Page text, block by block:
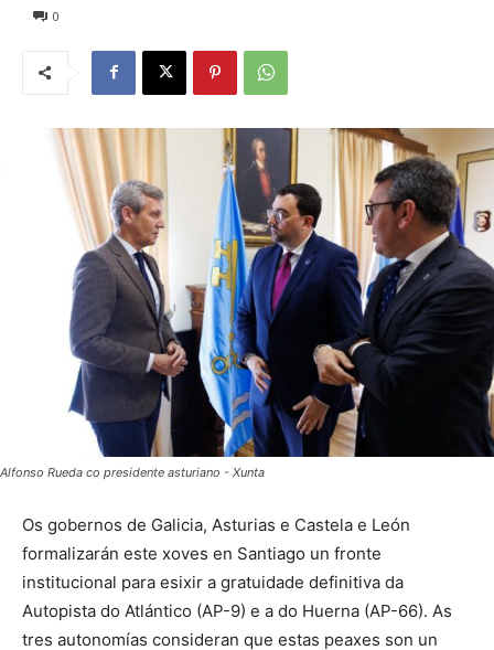
0
Alfonso Rueda co presidente asturiano - Xunta
Os gobernos de Galicia, Asturias e Castela e León
formalizarán este xoves en Santiago un fronte
institucional para esixir a gratuidade definitiva da
Autopista do Atlántico (AP-9) e a do Huerna (AP-66). As
tres autonomías consideran que estas peaxes son un